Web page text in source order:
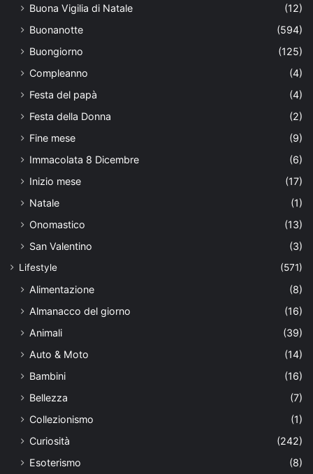
Buona Vigilia di Natale
(12)
Buonanotte
(594)
Buongiorno
(125)
Compleanno
(4)
Festa del papà
(4)
Festa della Donna
(2)
Fine mese
(9)
Immacolata 8 Dicembre
(6)
Inizio mese
(17)
Natale
(1)
Onomastico
(13)
San Valentino
(3)
Lifestyle (571)
Alimentazione
(8)
Almanacco del giorno
(16)
Animali
(39)
Auto & Moto
(14)
Bambini
(16)
Bellezza
(7)
Collezionismo
(1)
Curiosità
(242)
Esoterismo
(8)